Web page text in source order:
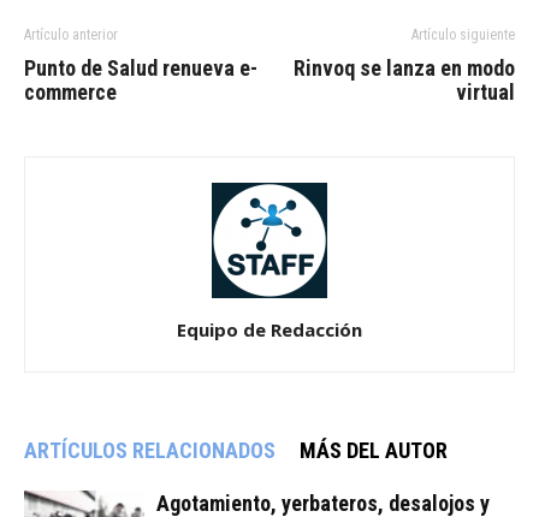
Artículo anterior
Punto de Salud renueva e-
commerce
Artículo siguiente
Rinvoq se lanza en modo
virtual
Equipo de Redacción
ARTÍCULOS RELACIONADOS MÁS DEL AUTOR
Agotamiento, yerbateros, desalojos y